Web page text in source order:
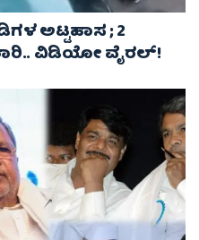
ಅಟ್ಟಹಾಸ ; 2
ವಿಡಿಯೋ ವೈರಲ್‌!